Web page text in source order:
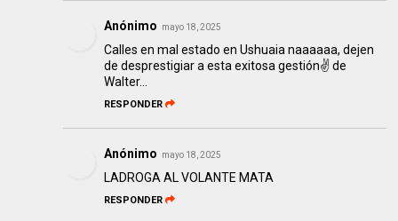
Anónimo mayo 18, 2025
Calles en mal estado en Ushuaia naaaaaa, dejen
de desprestigiar a esta exitosa gestión✌️ de
Walter...
RESPONDER
Anónimo mayo 18, 2025
LADROGA AL VOLANTE MATA
RESPONDER